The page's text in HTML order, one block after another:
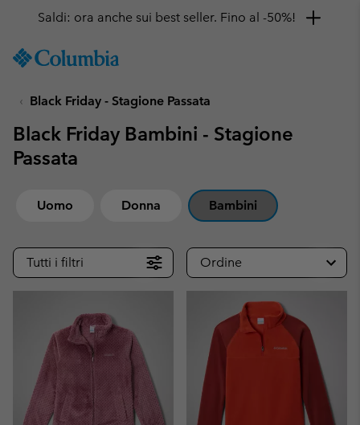
TO
SKIP
MAIN
SEARCH
Ottieni il 10% di sconto
Black Friday - Stagione Passata
Black Friday Bambini - Stagione
Passata
Uomo Donna Bambini
Tutti i filtri Ordine